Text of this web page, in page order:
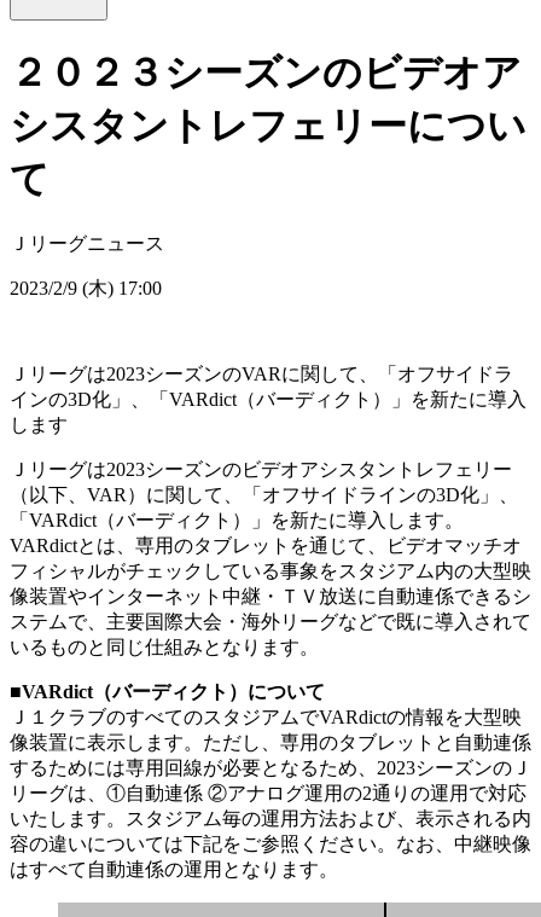
２０２３シーズンのビデオア
シスタントレフェリーについ
て
Ｊリーグニュース
2023/2/9 (木) 17:00
Ｊリーグは2023シーズンのVARに関して、「オフサイドラ
インの3D化」、「VARdict（バーディクト）」を新たに導入
します
Ｊリーグは2023シーズンのビデオアシスタントレフェリー
（以下、VAR）に関して、「オフサイドラインの3D化」、
「VARdict（バーディクト）」を新たに導入します。
VARdictとは、専用のタブレットを通じて、ビデオマッチオ
フィシャルがチェックしている事象をスタジアム内の大型映
像装置やインターネット中継・ＴＶ放送に自動連係できるシ
ステムで、主要国際大会・海外リーグなどで既に導入されて
いるものと同じ仕組みとなります。
■VARdict（バーディクト）について
Ｊ１クラブのすべてのスタジアムでVARdictの情報を大型映
像装置に表示します。ただし、専用のタブレットと自動連係
するためには専用回線が必要となるため、2023シーズンのＪ
リーグは、①自動連係 ②アナログ運用の2通りの運用で対応
いたします。スタジアム毎の運用方法および、表示される内
容の違いについては下記をご参照ください。なお、中継映像
はすべて自動連係の運用となります。